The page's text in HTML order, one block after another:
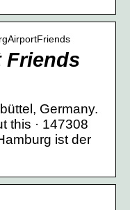
Friends
Germany.
this · 147308
ist der